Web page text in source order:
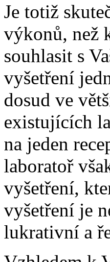
Je totiž
výkonů, než
souhlasit s
vyšetření
dosud ve
existujících
na jeden
laboratoř
vyšetření,
vyšetření je
lukrativní a